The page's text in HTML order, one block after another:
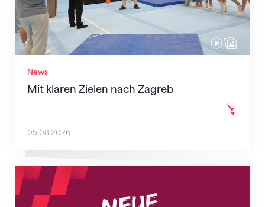
News
Mit klaren Zielen nach Zagreb
05.08.2026
Neue Empfangszeiten ab 1. August 2026